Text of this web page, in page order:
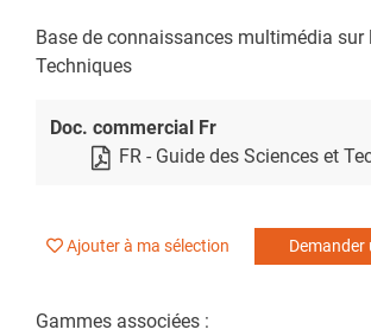
Base de connaissances multimédia sur
Techniques
Doc. commercial Fr
FR - Guide des Sciences et
Ajouter à ma sélection Demander
Gammes associées :